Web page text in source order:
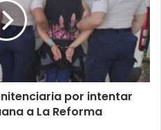
por intentar
a La Reforma